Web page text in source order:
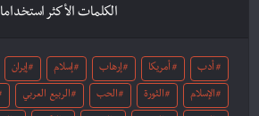
الكلمات الأكثر استخداما
أدب أمريكا إرهاب إسلام إيران
الإسلام الثورة الحب الربيع العربي